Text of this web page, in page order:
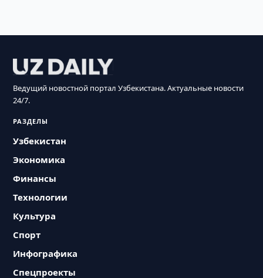
Ведущий новостной портал Узбекистана. Актуальные новости
24/7.
РАЗДЕЛЫ
Узбекистан
Экономика
Финансы
Технологии
Культура
Спорт
Инфографика
Спецпроекты